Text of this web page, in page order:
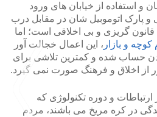
و استفاده از خیابان های ورود
و پارک اتوموبیل شان در مقابل درب
گریزی و بی اخلاقی است؛ اما
و بازار ، این اعمال خجالت آور
حساب شده و کمترین تلاشی برای
از اخلاق و فرهنگ صورت نمی گیرد.
و دوره تکنولوژی که
در کره مریخ می باشند، مردم